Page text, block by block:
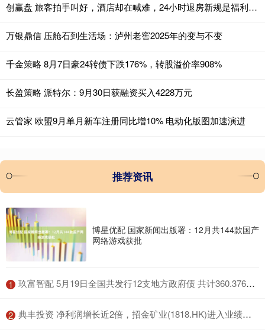
创赢盘 旅客拍手叫好，酒店却在喊难，24小时退房新规是福利还是陷阱
万银鼎信 压舱石到生活场：泸州老窖2025年的变与不变
千金策略 8月7日豪24转债下跌176%，转股溢价率908%
长盈策略 派特尔：9月30日获融资买入4228万元
云管家 欧盟9月单月新车注册同比增10% 电动化版图加速演进
推荐资讯
博星优配 国家新闻出版署：12月共144款国产
网络游戏获批
1 ​玖富智配 5月19日全国共发行12支地方政府债 共计360.3766亿元
2 ​典丰投资 净利润增长近2倍，招金矿业(1818.HK)进入业绩加速释放期